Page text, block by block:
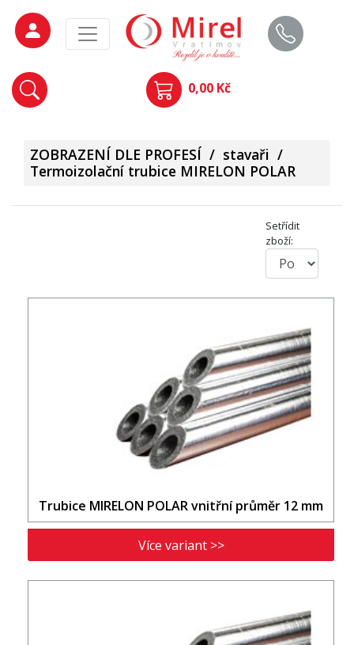
0,00 Kč
ZOBRAZENÍ DLE PROFESÍ / stavaři /
Termoizolační trubice MIRELON POLAR
Setřídit
zboží:
Trubice MIRELON POLAR vnitřní průměr 12 mm
Více variant >>